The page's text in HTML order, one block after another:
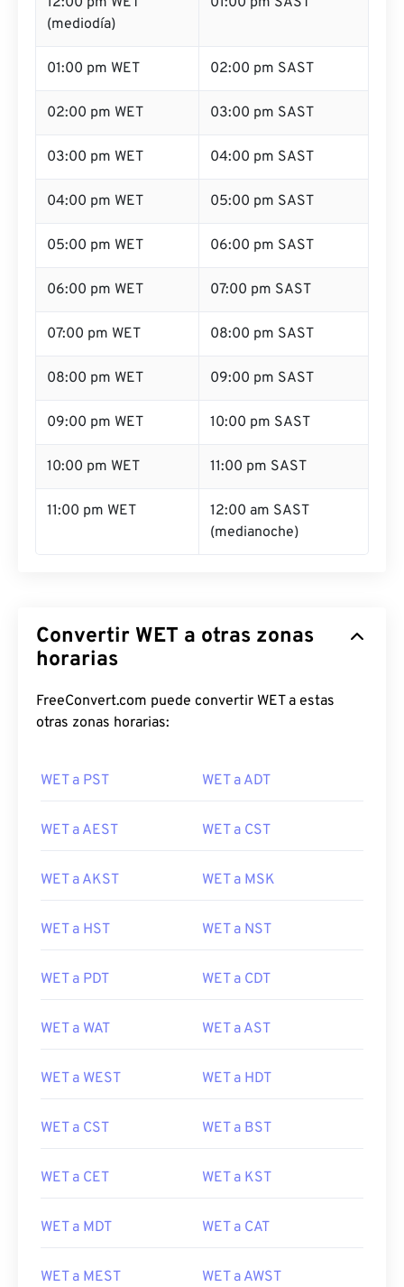
(mediodía)
01:00 pm WET 02:00 pm SAST
02:00 pm WET 03:00 pm SAST
03:00 pm WET 04:00 pm SAST
04:00 pm WET 05:00 pm SAST
05:00 pm WET 06:00 pm SAST
06:00 pm WET 07:00 pm SAST
07:00 pm WET 08:00 pm SAST
08:00 pm WET 09:00 pm SAST
09:00 pm WET 10:00 pm SAST
10:00 pm WET 11:00 pm SAST
11:00 pm WET
12:00 am SAST
(medianoche)
Convertir WET a otras zonas
horarias
FreeConvert.com puede convertir WET a estas
otras zonas horarias:
WET a PST WET a ADT
WET a AEST WET a CST
WET a AKST WET a MSK
WET a HST WET a NST
WET a PDT WET a CDT
WET a WAT WET a AST
WET a WEST WET a HDT
WET a CST WET a BST
WET a CET WET a KST
WET a MDT WET a CAT
WET a MEST WET a AWST